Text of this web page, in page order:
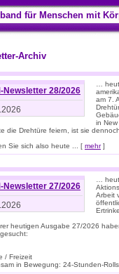
für Menschen mit
Archiv
Newsletter 28/2026
…
am 7.
in
die Drehtüre feiern, ist sie
Sie sich also heute ... [ mehr]
Newsletter 27/2026
…
Arbeit
heutigen Ausgabe 27/2026
/ Freizeit
in Bewegung: 24-Stunden-